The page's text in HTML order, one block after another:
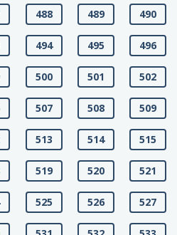
488 489 490
494 495 496
500 501 502
507 508 509
513 514 515
519 520 521
525 526 527